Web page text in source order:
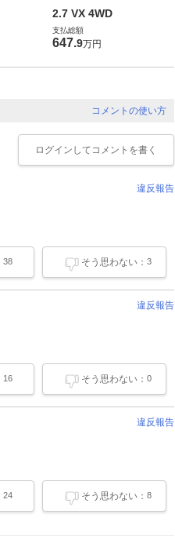
2.7 VX 4WD
支払総額
647.9万円
コメントの使い方
ログイン してコメントを書く
違反報告
そう思わない： 3
38
違反報告
そう思わない： 0
16
違反報告
そう思わない： 8
24